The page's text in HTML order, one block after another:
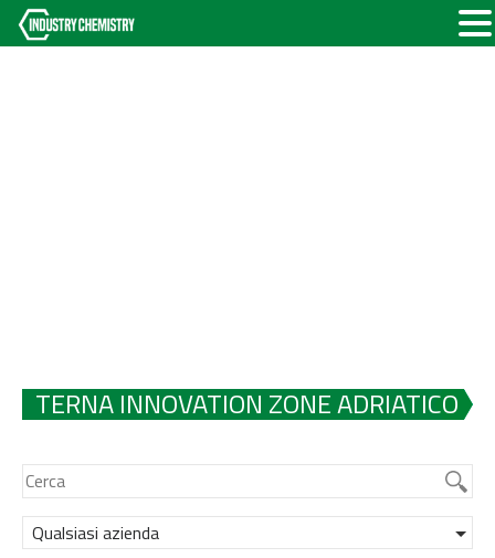
TERNA INNOVATION ZONE ADRIATICO
Qualsiasi azienda